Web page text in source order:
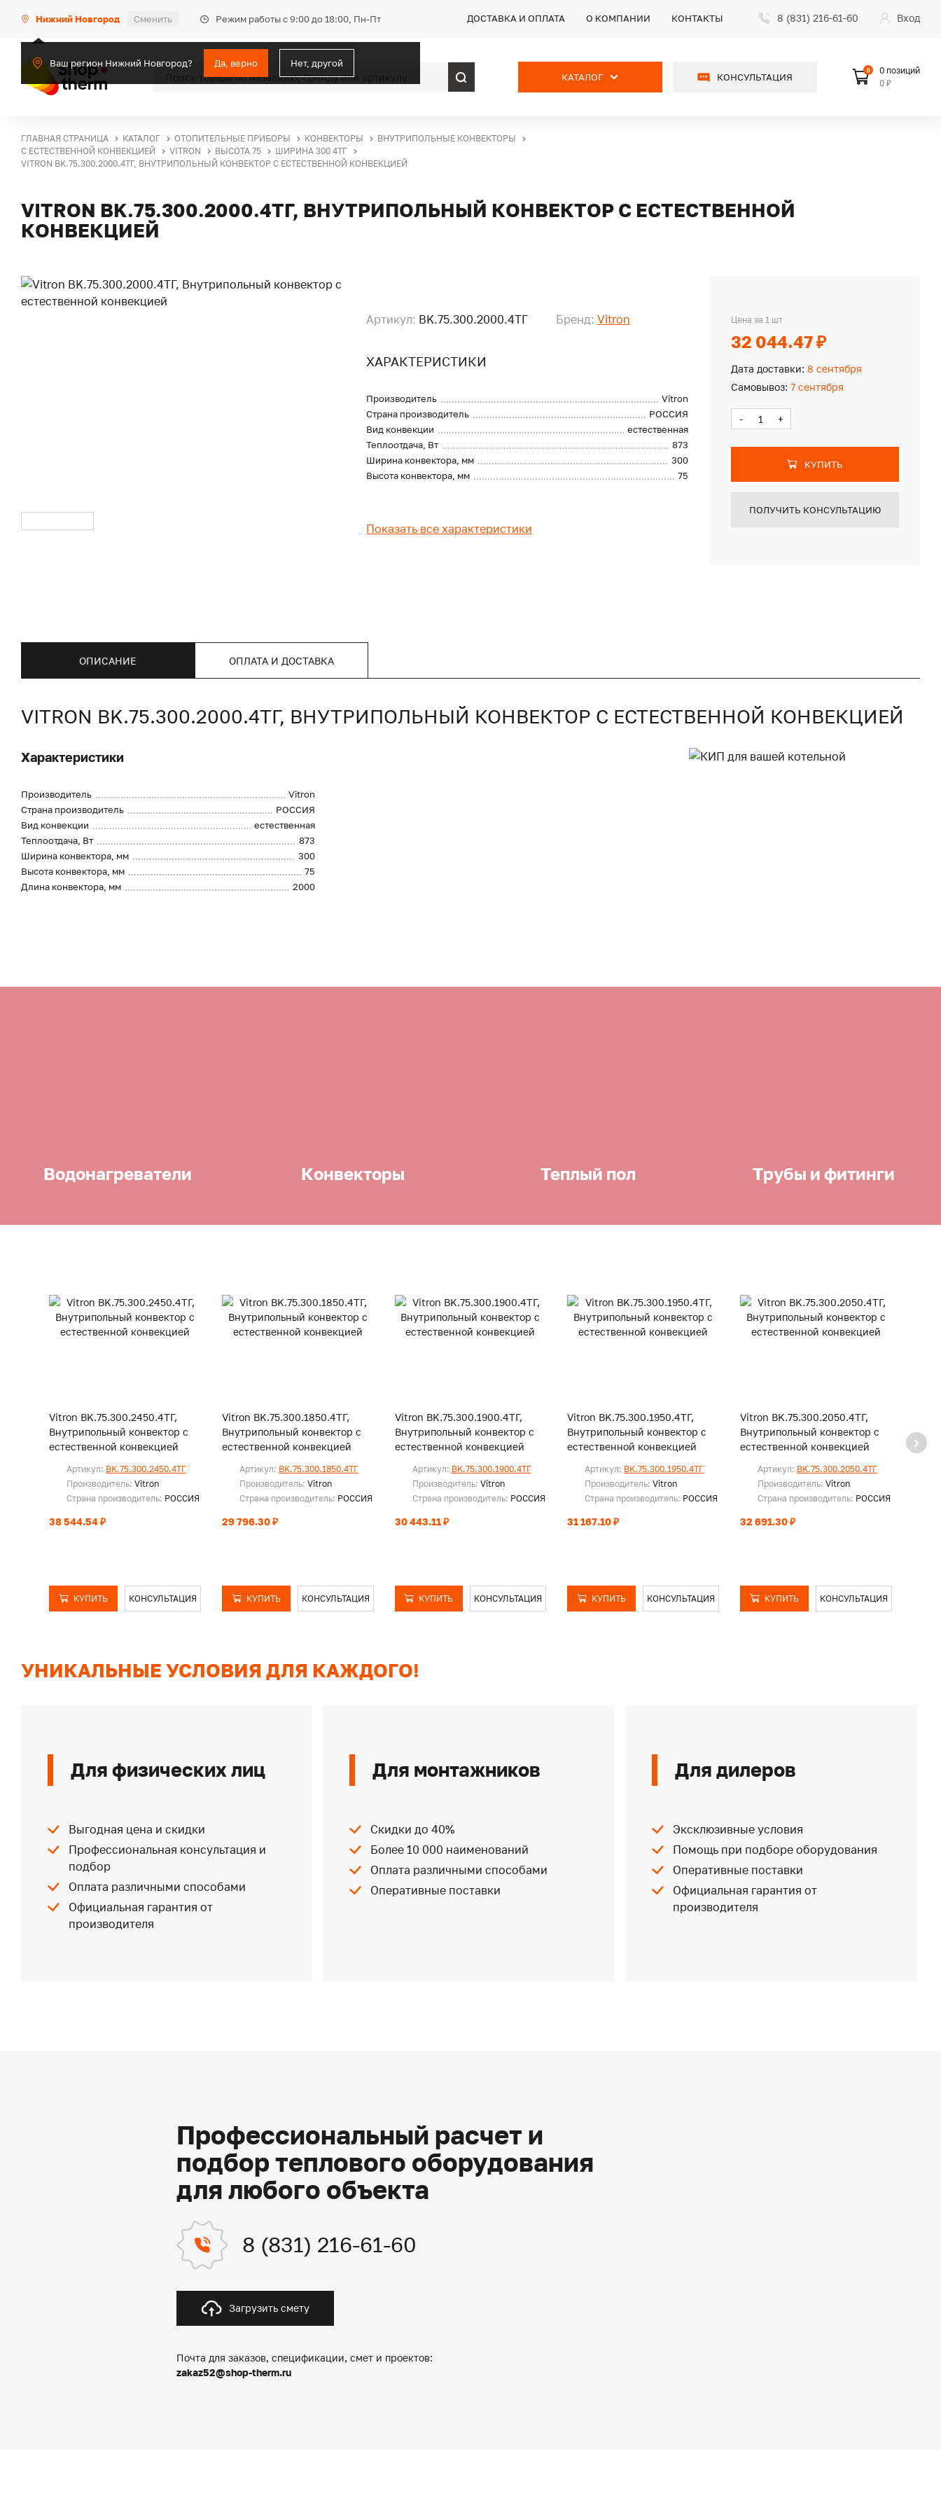
Нижний Новгород Сменить Режим работы с 9:00 до 18:00, Пн-Пт
Ваш регион Нижний Новгород? Да, верно Нет, другой
ДОСТАВКА И ОПЛАТА О КОМПАНИИ КОНТАКТЫ 8 (831) 216-61-60 Вход
КАТАЛОГ КОНСУЛЬТАЦИЯ
0
0 позиций
0 ₽
ГЛАВНАЯ СТРАНИЦА КАТАЛОГ ОТОПИТЕЛЬНЫЕ ПРИБОРЫ КОНВЕКТОРЫ
ВНУТРИПОЛЬНЫЕ КОНВЕКТОРЫ
С ЕСТЕСТВЕННОЙ КОНВЕКЦИЕЙ
VITRON ВЫСОТА 75
ШИРИНА 300 4ТГ
VITRON BK.75.300.2000.4ТГ, ВНУТРИПОЛЬНЫЙ КОНВЕКТОР С ЕСТЕСТВЕННОЙ КОНВЕКЦИЕЙ
VITRON BK.75.300.2000.4ТГ, ВНУТРИПОЛЬНЫЙ КОНВЕКТОР С ЕСТЕСТВЕННОЙ
КОНВЕКЦИЕЙ
Артикул: BK.75.300.2000.4ТГ Бренд: Vitron
ХАРАКТЕРИСТИКИ
Производитель
Vitron
Страна производитель
РОССИЯ
Вид конвекции
естественная
Теплоотдача, Вт
873
Ширина конвектора, мм
300
Высота конвектора, мм
75
Показать все характеристики
Цена за 1 шт
32 044.47 ₽
Дата доставки: 8 сентября
Самовывоз: 7 сентября
- +
КУПИТЬ
ПОЛУЧИТЬ КОНСУЛЬТАЦИЮ
ОПИСАНИЕ ОПЛАТА И ДОСТАВКА
VITRON BK.75.300.2000.4ТГ, ВНУТРИПОЛЬНЫЙ КОНВЕКТОР С ЕСТЕСТВЕННОЙ КОНВЕКЦИЕЙ
Характеристики
Производитель
Vitron
Страна производитель
РОССИЯ
Вид конвекции
естественная
Теплоотдача, Вт
873
Ширина конвектора, мм
300
Высота конвектора, мм
75
Длина конвектора, мм
2000
Водонагреватели Конвекторы Теплый пол Трубы и фитинги
Vitron BK.75.300.2450.4ТГ,
Внутрипольный конвектор с
естественной конвекцией
Артикул: BK.75.300.2450.4ТГ
Производитель: Vitron
Страна производитель: РОССИЯ
38 544.54 ₽
КУПИТЬ КОНСУЛЬТАЦИЯ
Vitron BK.75.300.1850.4ТГ,
Внутрипольный конвектор с
естественной конвекцией
Артикул: BK.75.300.1850.4ТГ
Производитель: Vitron
Страна производитель: РОССИЯ
29 796.30 ₽
КУПИТЬ КОНСУЛЬТАЦИЯ
Vitron BK.75.300.1900.4ТГ,
Внутрипольный конвектор с
естественной конвекцией
Артикул: BK.75.300.1900.4ТГ
Производитель: Vitron
Страна производитель: РОССИЯ
30 443.11 ₽
КУПИТЬ КОНСУЛЬТАЦИЯ
Vitron BK.75.300.1950.4ТГ,
Внутрипольный конвектор с
естественной конвекцией
Артикул: BK.75.300.1950.4ТГ
Производитель:Vitron
Страна производитель: РОССИЯ
31 167.10 ₽
КУПИТЬ КОНСУЛЬТАЦИЯ
Vitron BK.75.300.2050.4ТГ,
Внутрипольный конвектор с
естественной конвекцией
Артикул: BK.75.300.2050.4ТГ
Производитель:Vitron
Страна производитель: РОССИЯ
32 691.30 ₽
КУПИТЬ КОНСУЛЬТАЦИЯ
УНИКАЛЬНЫЕ УСЛОВИЯ ДЛЯ КАЖДОГО!
Для физических лиц
Выгодная цена и скидки
Профессиональная консультация и
подбор
Оплата различными способами
Официальная гарантия от
производителя
Для монтажников
Скидки до 40%
Более 10 000 наименований
Оплата различными способами
Оперативные поставки
Для дилеров
Эксклюзивные условия
Помощь при подборе оборудования
Оперативные поставки
Официальная гарантия от
производителя
Профессиональный расчет и
подбор теплового оборудования
для любого объекта
8 (831) 216-61-60
Загрузить смету
Почта для заказов, спецификации, смет и проектов:
zakaz52@shop-therm.ru